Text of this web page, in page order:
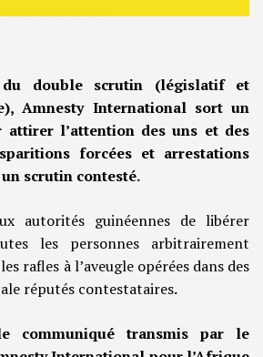
double scrutin (législatif et
Amnesty International sort un
attirer l’attention des uns et des
forcées et arrestations
scrutin contesté.
autorités guinéennes de libérer
les personnes arbitrairement
rafles à l’aveugle opérées dans des
réputés contestataires.
communiqué transmis par le